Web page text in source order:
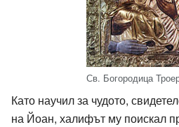
Св. Богородица
Като научил за чудото,
на Йоан, халифът му поискал